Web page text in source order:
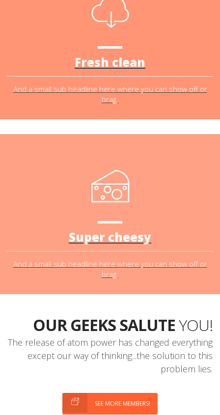
Fresh clean
And a small sub headline here where you can show off or
brag.
Super cheesy
And a small sub headline here where you can show off or
brag.
OUR GEEKS SALUTEYOU!
The release of atom power has changed everything
except our way of thinking...the solution to this
problem lies.
SEE MORE MEMBERS!